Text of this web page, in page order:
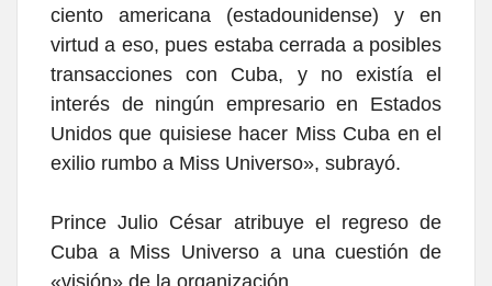
ciento americana (estadounidense) y en
virtud a eso, pues estaba cerrada a posibles
transacciones con Cuba, y no existía el
interés de ningún empresario en Estados
Unidos que quisiese hacer Miss Cuba en el
exilio rumbo a Miss Universo», subrayó.
Prince Julio César atribuye el regreso de
Cuba a Miss Universo a una cuestión de